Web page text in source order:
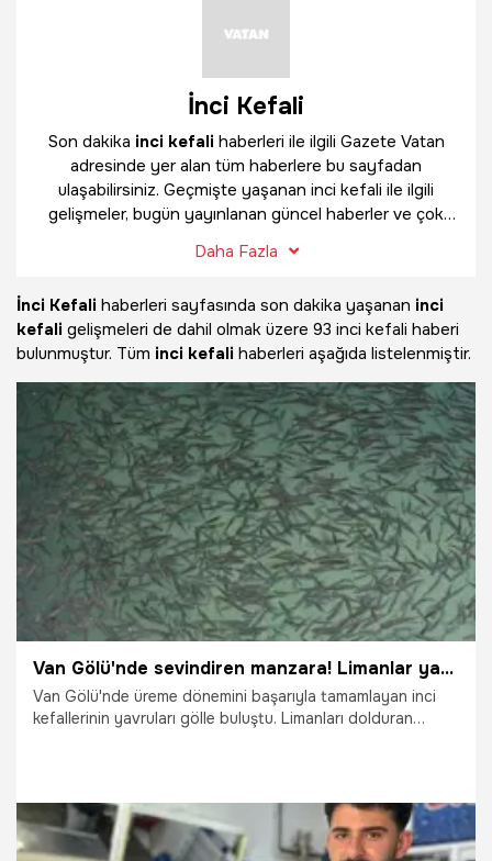
İnci Kefali
Son dakika inci kefali haberleri ile ilgili Gazete Vatan
adresinde yer alan tüm haberlere bu sayfadan
ulaşabilirsiniz. Geçmişte yaşanan inci kefali ile ilgili
gelişmeler, bugün yayınlanan güncel haberler ve çok
bulabilirsiniz.
Daha Fazla
İnci Kefali haberleri sayfasında son dakika yaşanan inci
kefali gelişmeleri de dahil olmak üzere 93 inci kefali haberi
bulunmuştur. Tüm inci kefali haberleri aşağıda listelenmiştir.
Van Gölü'nde sevindiren manzara! Limanlar yavru inci kefalleriyle doldu
Van Gölü'nde üreme dönemini başarıyla tamamlayan inci
kefallerinin yavruları gölle buluştu. Limanları dolduran